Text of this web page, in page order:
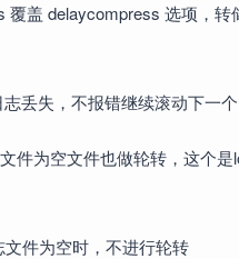
覆盖 delaycompress 选项，转
丢失，不报错继续滚动下一
件为空文件也做轮转，这个是
文件为空时，不进行轮转